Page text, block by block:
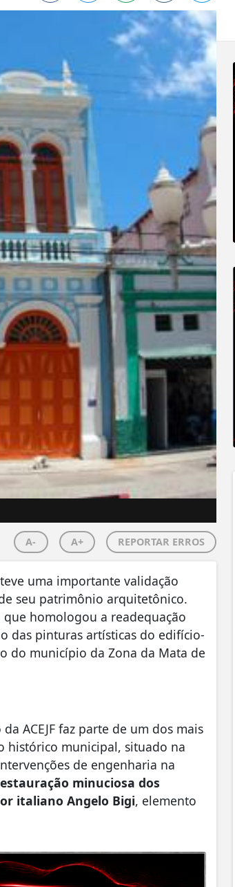
A- A+ REPORTAR ERROS
uma importante validação
seu patrimônio arquitetônico.
homologou a readequação
das pinturas artísticas do edifício-
do município da Zona da Mata de
ACEJF faz parte de um dos mais
histórico municipal, situado na
de engenharia na
minuciosa dos
italiano Angelo Bigi, elemento